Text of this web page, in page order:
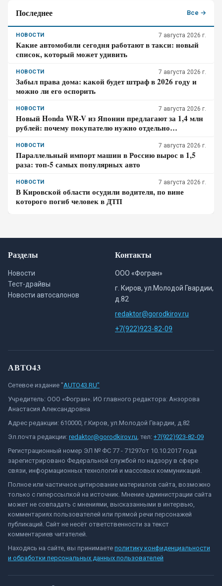
Последнее Все →
НОВОСТИ 7 августа 2026 г.
Какие автомобили сегодня работают в такси: новый
список, который может удивить
НОВОСТИ 7 августа 2026 г.
Забыл права дома: какой будет штраф в 2026 году и
можно ли его оспорить
НОВОСТИ 7 августа 2026 г.
Новый Honda WR-V из Японии предлагают за 1,4 млн
рублей: почему покупателю нужно отдельно
НОВОСТИ 7 августа 2026 г.
Параллельный импорт машин в Россию вырос в 1,5
раза: топ-5 самых популярных авто
НОВОСТИ 7 августа 2026 г.
В Кировской области осудили водителя, по вине
которого погиб человек в ДТП
Разделы
Новости
Тест-драйвы
Новости автосалонов
Контакты
ООО «Фогран»
г. Киров, ул.Молодой Гвардии,
д.82
redaktor@gorodkirov.ru
+7(922)923-82-09
АВТО43
Сетевое издание "AUTO43.RU"
Учредитель: ООО «Фогран». ИО главного редактора: Анзорова
Анастасия Александровна
Адрес редакции: 610000, г.Киров, ул.Молодой Гвардии, д.82
Эл.почта редакции: redaktor@gorodkirov.ru, тел: +7(922)923-82-09
Регистрационный номер ЭЛ № ФС 77 - 71297от 10.10.2017 года
зарегистрировано Федеральной службой по надзору в сфере
связи, информационных технологий и массовых коммуникаций.
Полное или частичное цитирование материалов сайта, возможно
только с гиперссылкой на источник. Мнение администрации сайта
может не совпадать с мнениями, высказанными в интервью,
комментариях пользователей или прямой речи персонажей
публикаций. Сайт не несёт ответственности за текст
комментариев читателей.
Находясь на сайте, вы принимаете политику конфиденциальности
и обработки персональных данных пользователей